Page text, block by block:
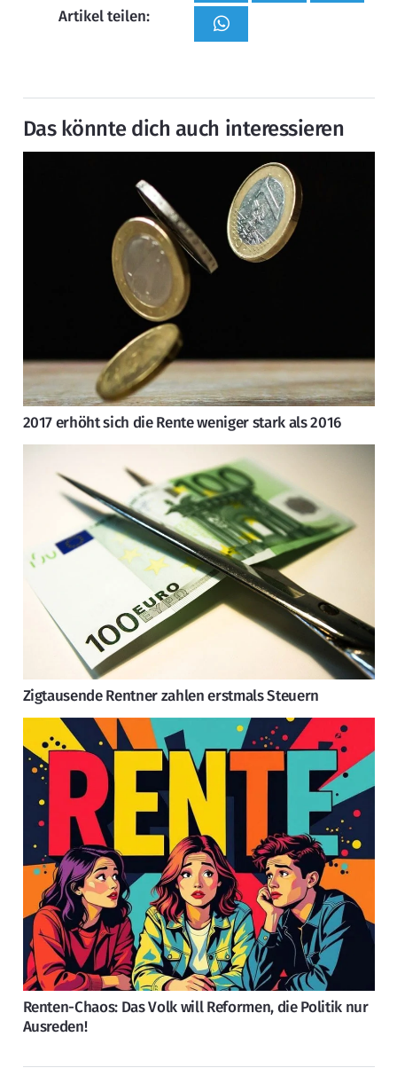
Artikel teilen:
Das könnte dich auch interessieren
2017 erhöht sich die Rente weniger stark als 2016
Zigtausende Rentner zahlen erstmals Steuern
Renten-Chaos: Das Volk will Reformen, die Politik nur
Ausreden!